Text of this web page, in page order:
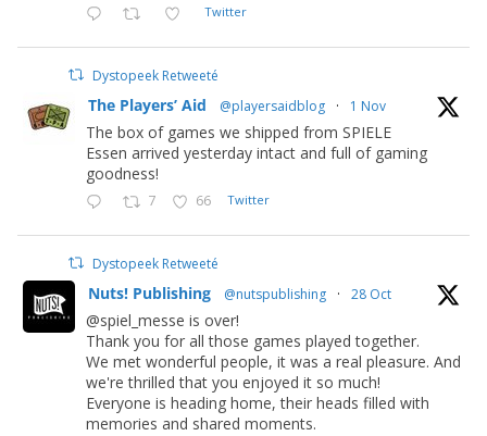
Twitter
Dystopeek Retweeté
The Players’ Aid @playersaidblog · 1 Nov
The box of games we shipped from SPIELE
Essen arrived yesterday intact and full of gaming
goodness!
7 66 Twitter
Dystopeek Retweeté
Nuts! Publishing @nutspublishing · 28 Oct
@spiel_messe is over!
Thank you for all those games played together.
We met wonderful people, it was a real pleasure. And
we're thrilled that you enjoyed it so much!
Everyone is heading home, their heads filled with
memories and shared moments.